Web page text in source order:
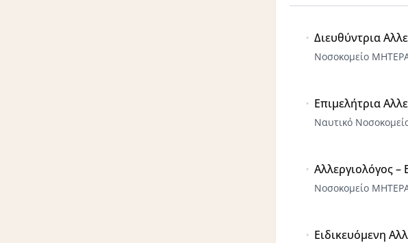
Διευθύντρια
Νοσοκομείο
Επιμελήτρια
Ναυτικό
Αλλεργιολόγος –
Νοσοκομείο
Ειδικευόμενη